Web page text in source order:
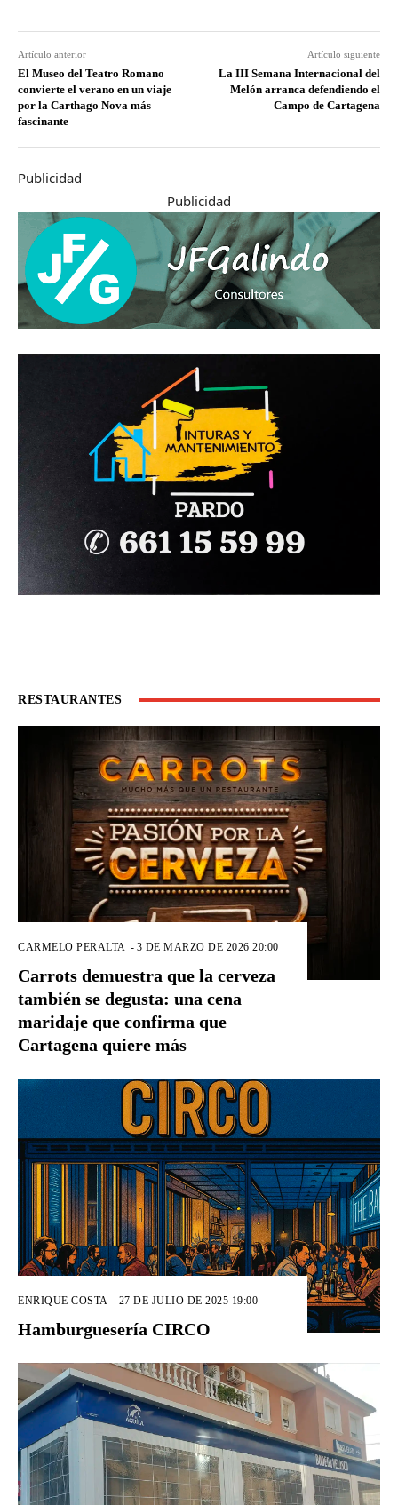
Artículo anterior
El Museo del Teatro Romano
convierte el verano en un viaje
por la Carthago Nova más
fascinante
Artículo siguiente
La III Semana Internacional del
Melón arranca defendiendo el
Campo de Cartagena
Publicidad
Publicidad
RESTAURANTES
CARMELO PERALTA - 3 DE MARZO DE 2026 20:00
Carrots demuestra que la cerveza
también se degusta: una cena
maridaje que confirma que
Cartagena quiere más
ENRIQUE COSTA - 27 DE JULIO DE 2025 19:00
Hamburguesería CIRCO